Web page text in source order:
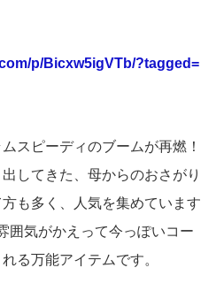
p/Bicxw5igVTb/?tagged=
スピーディのブームが再燃！
してきた、母からのおさがり
も多く、人気を集めています
囲気がかえって今っぽいコー
る万能アイテムです。